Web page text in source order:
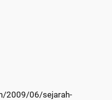
2009/06/sejarah-